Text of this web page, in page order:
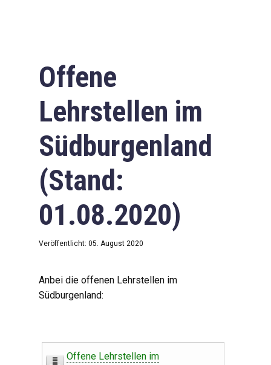
Offene
Lehrstellen im
Südburgenland
(Stand:
01.08.2020)
Veröffentlicht: 05. August 2020
Anbei die offenen Lehrstellen im
Südburgenland:
Offene Lehrstellen im